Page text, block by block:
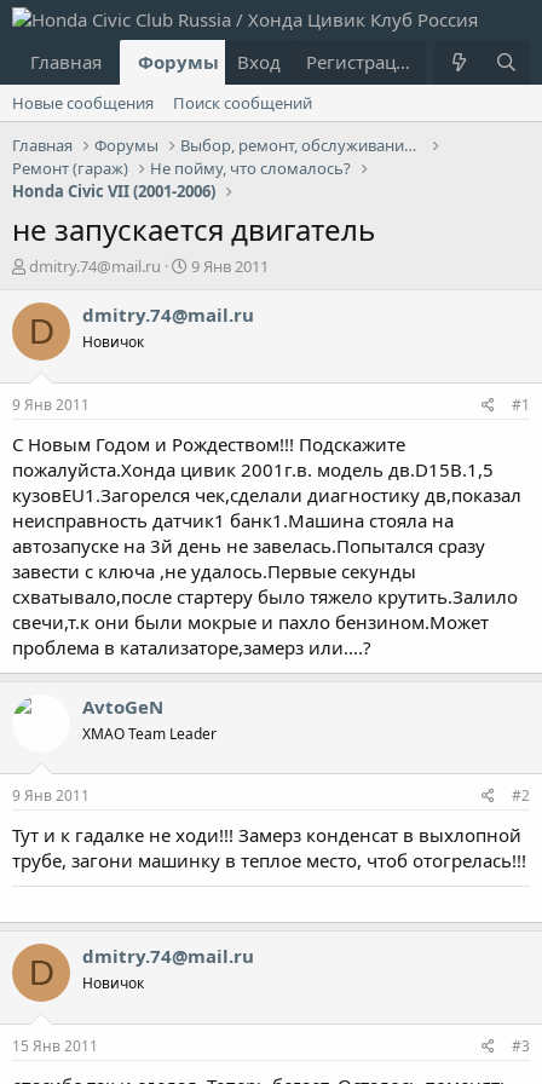
Главная Форумы Что нового?
Вход Регистрация
Новые сообщения
Поиск сообщений
Главная
Форумы
Выбор, ремонт, обслуживание и эксплуатация
Ремонт (гараж)
Не пойму, что сломалось?
Honda Civic VII (2001-2006)
не запускается двигатель
А
т
р
е
м
ы
dmitry.74@mail.ru
Д
т
л
9 Янв 2011
D dmitry.74@mail.ru
Новичок
9 Янв 2011 #1
С Новым Годом и Рождеством!!! Подскажите
пожалуйста.Хонда цивик 2001г.в. модель дв.D15B.1,5
кузовEU1.Загорелся чек,сделали диагностику дв,показал
неисправность датчик1 банк1.Машина стояла на
автозапуске на 3й день не завелась.Попытался сразу
завести с ключа ,не удалось.Первые секунды
схватывало,после стартеру было тяжело крутить.Залило
свечи,т.к они были мокрые и пахло бензином.Может
проблема в катализаторе,замерз или....?
AvtoGeN
ХМАО Team Leader
9 Янв 2011 #2
Тут и к гадалке не ходи!!! Замерз конденсат в выхлопной
трубе, загони машинку в теплое место, чтоб отогрелась!!!
D dmitry.74@mail.ru
Новичок
15 Янв 2011 #3